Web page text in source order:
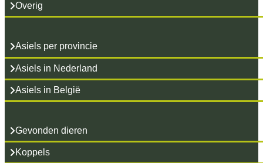
Overig
Asiels per provincie
Asiels in Nederland
Asiels in België
Gevonden dieren
Koppels